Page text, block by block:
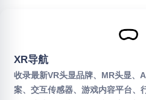
XR导航
收录最新VR头显品牌、MR头显、
案、交互传感器、游戏内容平台、